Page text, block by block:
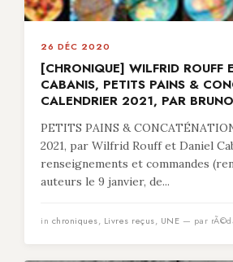
26 DÉC 2020
[CHRONIQUE] WILFRID ROUFF
CABANIS, PETITS PAINS &
CALENDRIER 2021, PAR
PETITS PAINS &
2021, par Wilfrid Rouff et Daniel
renseignements et commandes
auteurs le 9 janvier, de...
in chroniques, Livres reçus, UNE — par